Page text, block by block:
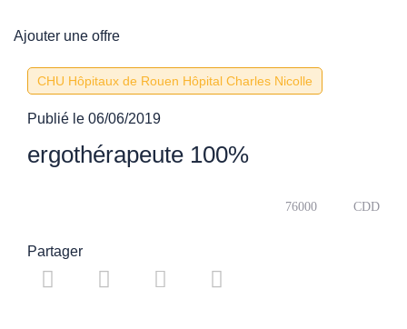
Ajouter une offre
CHU Hôpitaux de Rouen Hôpital Charles Nicolle
Publié le 06/06/2019
ergothérapeute 100%
76000 CDD
Partager